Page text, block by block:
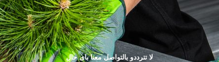
لا تترددو بالتواصل معنا باى حال